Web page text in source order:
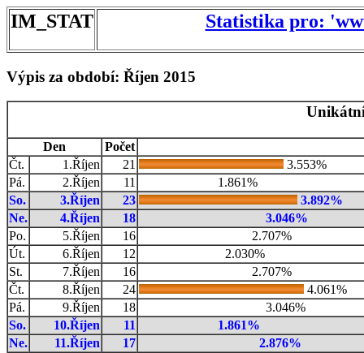
IM_STAT Statistika pro:
Výpis za období: Říjen 2015
Den
Počet
Čt.
1.Říjen 21
3.553%
Pá.
2.Říjen 11
1.861%
So.
3.Říjen 23
3.892%
Ne.
4.Říjen 18
3.046%
Po.
5.Říjen 16
2.707%
Út.
6.Říjen 12
2.030%
St.
7.Říjen 16
2.707%
Čt.
8.Říjen 24
4.061%
Pá.
9.Říjen 18
3.046%
So.
10.Říjen 11
1.861%
Ne.
11.Říjen 17
2.876%